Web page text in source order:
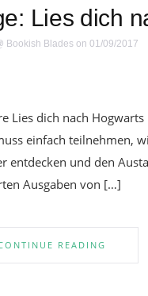
Lies dich
Bookish Blades on 01/09/2017
dich nach Hogwarts
einfach teilnehmen,
entdecken und den
Ausgaben von […]
READING